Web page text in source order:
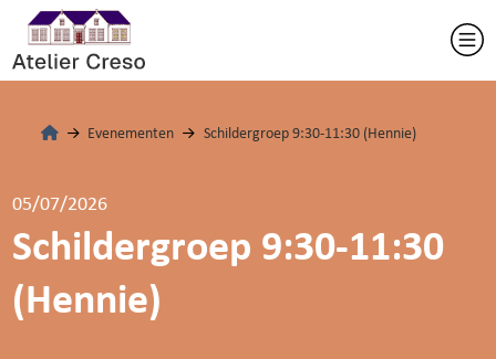
Evenementen Schildergroep 9:30-11:30 (Hennie)
05/07/2026
Schildergroep 9:30-11:30
(Hennie)